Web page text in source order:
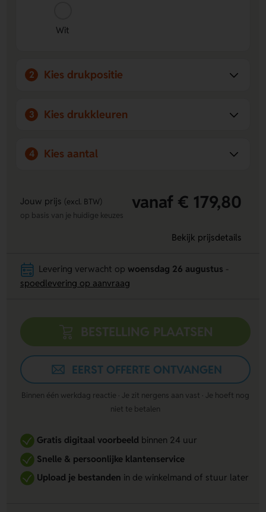
bedrijfsnaam of logo op de rekenmachine plaatsen voor
de iPhone® 5 maakt de rekenmachine aantrekkelijk en
opvallend.
batterij, zodat je meteen kunt rekenen zonder extra
aanschaf.
Wit
2 Kies drukpositie
3 Kies drukkleuren
4 Kies aantal
Jouw prijs (excl. BTW) vanaf € 179,80
op basis van je huidige keuzes
Bekijk prijsdetails
Levering verwacht op woensdag 26 augustus
spoedlevering op aanvraag
BESTELLING PLAATSEN
EERST OFFERTE ONTVANGEN
Binnen één werkdag reactie · Je zit nergens aan vast · Je hoeft nog
niet te betalen
Gratis digitaal voorbeeldbinnen 24 uur
Snelle & persoonlijke klantenservice
Upload je bestanden in de winkelmand of stuur later